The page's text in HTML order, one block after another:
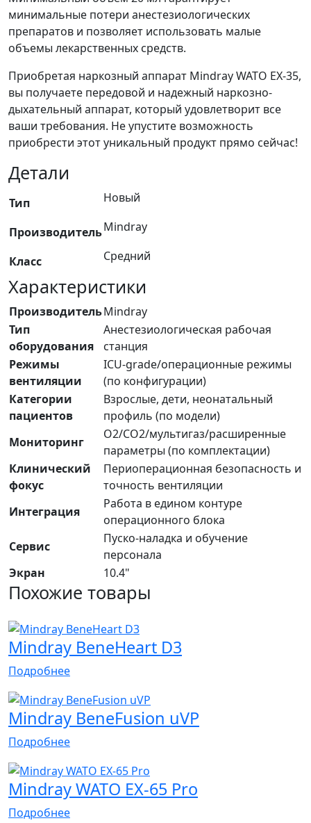
минимальные потери анестезиологических
препаратов и позволяет использовать малые
объемы лекарственных средств.
Приобретая наркозный аппарат Mindray WATO EX-35,
вы получаете передовой и надежный наркозно-
дыхательный аппарат, который удовлетворит все
ваши требования. Не упустите возможность
приобрести этот уникальный продукт прямо сейчас!
Детали
Тип Новый
ПроизводительMindray
Класс Средний
Характеристики
ПроизводительMindray
Тип
оборудования
Анестезиологическая рабочая
станция
Режимы
вентиляции
ICU-grade/операционные режимы
(по конфигурации)
Категории
пациентов
Взрослые, дети, неонатальный
профиль (по модели)
Мониторинг
O2/CO2/мультигаз/расширенные
параметры (по комплектации)
Клинический
фокус
Периоперационная безопасность и
точность вентиляции
Интеграция
Работа в едином контуре
операционного блока
Сервис
Пуско-наладка и обучение
персонала
Экран
10.4"
Похожие товары
Mindray BeneHeart D3
Подробнее
Mindray BeneFusion uVP
Подробнее
Mindray WATO EX-65 Pro
Подробнее